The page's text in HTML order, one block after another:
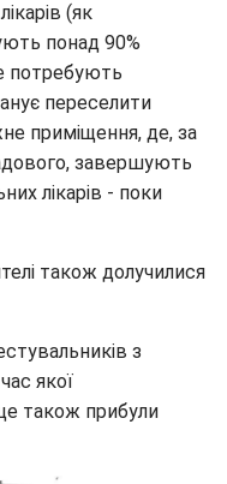
(як
понад 90%
потребують
переселити
приміщення, де, за
завершують
лікарів - поки
також долучилися
з
якої
також прибули